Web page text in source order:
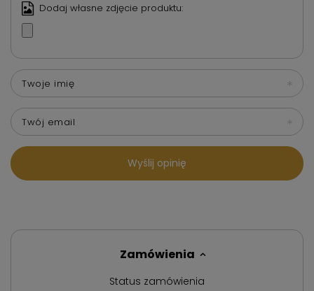
Dodaj własne zdjęcie produktu:
Twoje imię
Twój email
Wyślij opinię
Zamówienia
Status zamówienia